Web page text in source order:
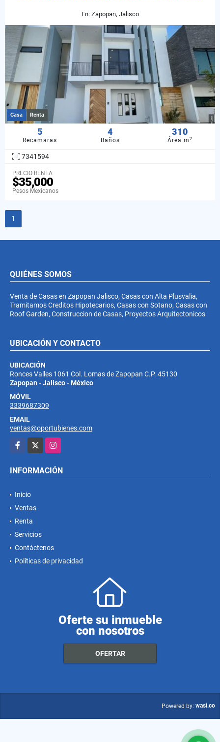
En: Zapopan, Jalisco
Casa Renta
5
Recamaras
4
Baños
310
Área m2
7341594
PRECIO RENTA
$35,000
Pesos Mexicanos
1
QUIÉNES SOMOS
Venta de Casas en Zapopan Jalisco, Casas con Alta Plusvalia,
Tramitamos Creditos Hipotecarios, Casas con Sotano, Casas con
Roof Garden, Construccion de Casas, Proyectos Arquitectonicos
UBICACIÓN Y CONTACTO
UBICACIÓN
Ronces Valles 1061 Col. Lomas de Zapopan C.P. 45130
Zapopan - Jalisco - México
MÓVIL
3339687309
EMAIL
ventas@oportubienes.com
Facebook
Instagram
INFORMACIÓN
Inicio
Ventas
Renta
Servicios
Contáctenos
Políticas de privacidad
Oferte su inmueble
con nosotros
OFERTAR
Powered by: wasi.co